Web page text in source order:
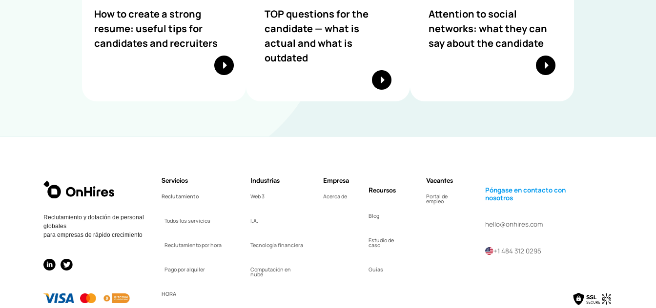
How to create a strong
resume: useful tips for
candidates and recruiters
TOP questions for the
candidate — what is
actual and what is
outdated
Attention to social
networks: what they can
say about the candidate
Reclutamiento y dotación de personal
globales
para empresas de rápido crecimiento
Servicios
Reclutamiento
Todos los servicios
Reclutamiento por hora
Pago por alquiler
HORA
Industrias
Web 3
I.A.
Tecnología financiera
Computación en
nube
Empresa
Acerca de
Recursos
Blog
Estudio de
caso
Guías
Vacantes
Portal de
empleo
Póngase en contacto con
nosotros
hello@onhires.com
+1 484 312 0295